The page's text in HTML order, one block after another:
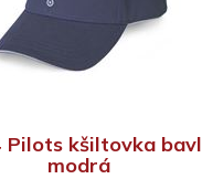
Pilots kšiltovka
modrá